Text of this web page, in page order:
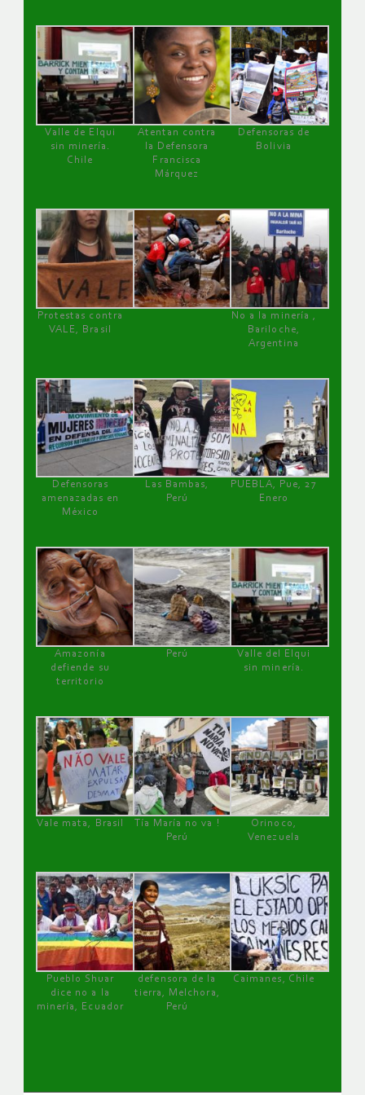
Valle de Elqui
sin minería.
Chile
Atentan contra
la Defensora
Francisca
Márquez
Defensoras de
Bolivia
Protestas contra
VALE, Brasil
No a la minería ,
Bariloche,
Argentina
Defensoras
amenazadas en
México
Las Bambas,
Perú
PUEBLA, Pue, 27
Enero
Amazonía
defiende su
territorio
Perú
Valle del Elqui
sin minería.
Vale mata, Brasil
Tía María no va !
Perú
Orinoco,
Venezuela
Pueblo Shuar
dice no a la
minería, Ecuador
defensora de la
tierra, Melchora,
Perú
Caimanes, Chile